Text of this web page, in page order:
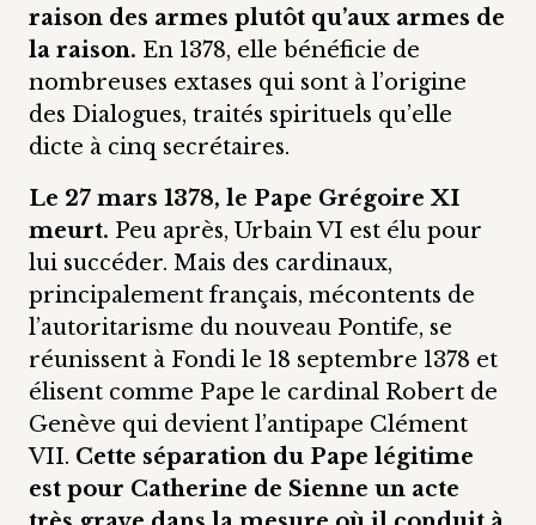
raison des armes plutôt qu’aux armes de
la raison. En 1378, elle bénéficie de
nombreuses extases qui sont à l’origine
des Dialogues, traités spirituels qu’elle
dicte à cinq secrétaires.
Le 27 mars 1378, le Pape Grégoire XI
meurt. Peu après, Urbain VI est élu pour
lui succéder. Mais des cardinaux,
principalement français, mécontents de
l’autoritarisme du nouveau Pontife, se
réunissent à Fondi le 18 septembre 1378 et
élisent comme Pape le cardinal Robert de
Genève qui devient l’antipape Clément
VII. Cette séparation du Pape légitime
est pour Catherine de Sienne un acte